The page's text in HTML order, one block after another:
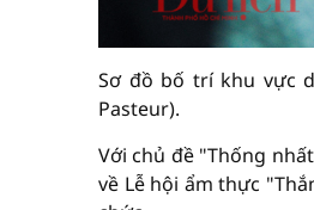
Sơ đồ bố trí khu vực
Pasteur).
Với chủ đề "Thống
về Lễ hội ẩm thực